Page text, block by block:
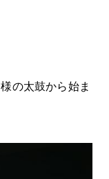
の太鼓から始ま